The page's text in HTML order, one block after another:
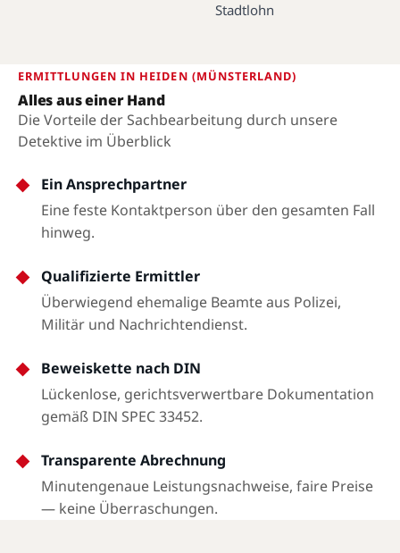
Stadtlohn
ERMITTLUNGEN IN HEIDEN (MÜNSTERLAND)
Alles aus einer Hand
Die Vorteile der Sachbearbeitung durch unsere
Detektive im Überblick
Ein Ansprechpartner
Eine feste Kontaktperson über den gesamten Fall
hinweg.
Qualifizierte Ermittler
Überwiegend ehemalige Beamte aus Polizei,
Militär und Nachrichtendienst.
Beweiskette nach DIN
Lückenlose, gerichtsverwertbare Dokumentation
gemäß DIN SPEC 33452.
Transparente Abrechnung
Minutengenaue Leistungsnachweise, faire Preise
— keine Überraschungen.